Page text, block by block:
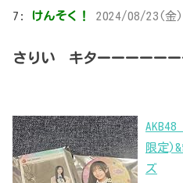
7: けんそく！ 2024/08/23(金
さりい キターーーーーー
限定
ズ